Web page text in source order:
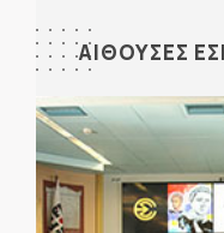
ΑΙΘΟΥΣΕΣ